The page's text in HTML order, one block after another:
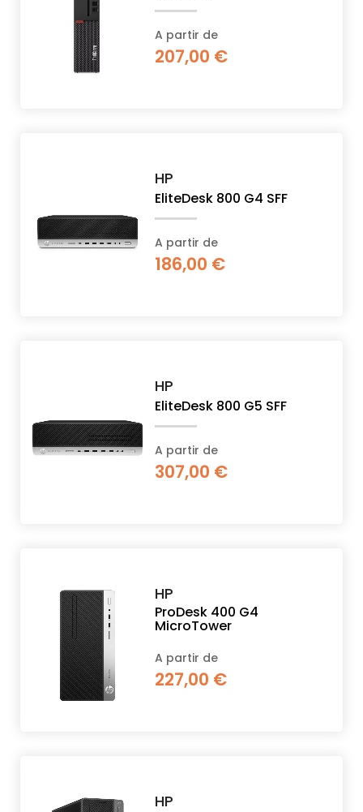
A partir de
207,00 €
HP
EliteDesk 800 G4 SFF
A partir de
186,00 €
HP
EliteDesk 800 G5 SFF
A partir de
307,00 €
HP
ProDesk 400 G4
MicroTower
A partir de
227,00 €
HP